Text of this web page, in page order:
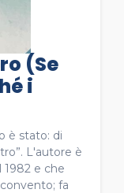
(Se
i
è stato: di
L'autore è
e che
fa